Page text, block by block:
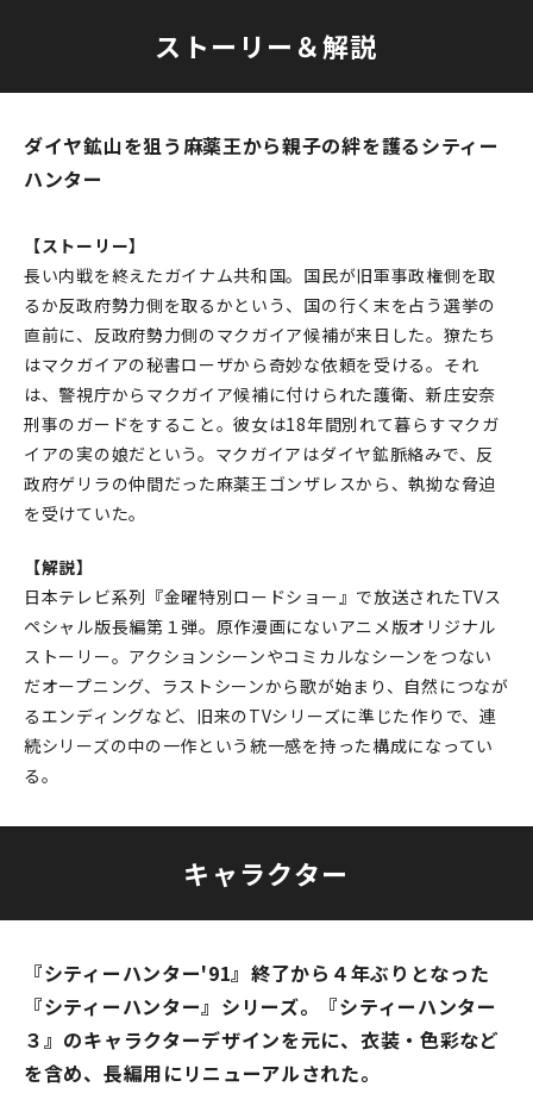
ストーリー＆解説
ダイヤ鉱山を狙う麻薬王から親子の絆を護るシティー
ハンター
【ストーリー】
長い内戦を終えたガイナム共和国。国民が旧軍事政権側を取
るか反政府勢力側を取るかという、国の行く末を占う選挙の
直前に、反政府勢力側のマクガイア候補が来日した。獠たち
はマクガイアの秘書ローザから奇妙な依頼を受ける。それ
は、警視庁からマクガイア候補に付けられた護衛、新庄安奈
刑事のガードをすること。彼女は18年間別れて暮らすマクガ
イアの実の娘だという。マクガイアはダイヤ鉱脈絡みで、反
政府ゲリラの仲間だった麻薬王ゴンザレスから、執拗な脅迫
を受けていた。
【解説】
日本テレビ系列『金曜特別ロードショー』で放送されたTVス
ペシャル版長編第１弾。原作漫画にないアニメ版オリジナル
ストーリー。アクションシーンやコミカルなシーンをつない
だオープニング、ラストシーンから歌が始まり、自然につなが
るエンディングなど、旧来のTVシリーズに準じた作りで、連
続シリーズの中の一作という統一感を持った構成になってい
る。
キャラクター
『シティーハンター'91』終了から４年ぶりとなった
『シティーハンター』シリーズ。『シティーハンター
３』のキャラクターデザインを元に、衣装・色彩など
を含め、長編用にリニューアルされた。